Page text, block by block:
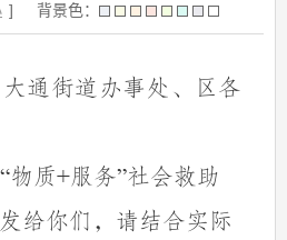
] 背景色：
通街道办事处、区各
“物质+服务”社会救助
给你们，请结合实际